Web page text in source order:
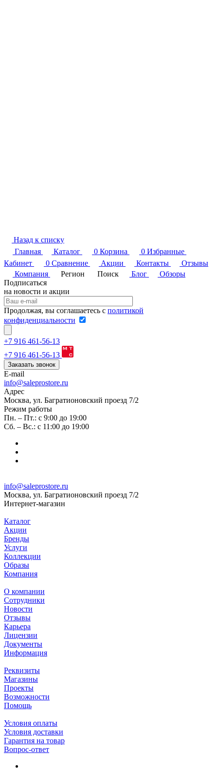
Назад к списку
Главная
Каталог 0 Корзина 0 Избранные
Кабинет
0 Сравнение Акции Контакты
Отзывы
Компания
Регион Поиск Блог
Обзоры
Подписаться
на новости и акции
Продолжая, вы соглашаетесь с политикой
конфиденциальности
+7 916 461-56-13
+7 916 461-56-13
Заказать звонок
E-mail
info@saleprostore.ru
Адрес
Москва, ул. Багратионовский проезд 7/2
Режим работы
Пн. – Пт.: с 9:00 до 19:00
Сб. – Вс.: с 11:00 до 19:00
info@saleprostore.ru
Москва, ул. Багратионовский проезд 7/2
Интернет-магазин
Каталог
Акции
Бренды
Услуги
Коллекции
Образы
Компания
О компании
Сотрудники
Новости
Отзывы
Карьера
Лицензии
Документы
Информация
Реквизиты
Магазины
Проекты
Возможности
Помощь
Условия оплаты
Условия доставки
Гарантия на товар
Вопрос-ответ